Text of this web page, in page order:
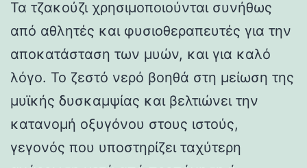
Τα τζακούζι χρησιμοποιούνται συνήθως
από αθλητές και φυσιοθεραπευτές για την
αποκατάσταση των μυών, και για καλό
λόγο. Το ζεστό νερό βοηθά στη μείωση της
μυϊκής δυσκαμψίας και βελτιώνει την
κατανομή οξυγόνου στους ιστούς,
γεγονός που υποστηρίζει ταχύτερη